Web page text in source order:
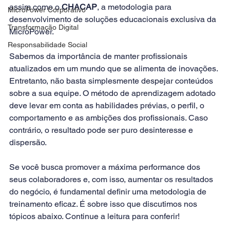
MicroPower Corporativo
Transformação Digital
Responsabilidade Social
assim como o CHACAP, a metodologia para
desenvolvimento de soluções educacionais exclusiva da
MicroPower.
Sabemos da importância de manter profissionais
atualizados em um mundo que se alimenta de inovações.
Entretanto, não basta simplesmente despejar conteúdos
sobre a sua equipe. O método de aprendizagem adotado
deve levar em conta as habilidades prévias, o perfil, o
comportamento e as ambições dos profissionais. Caso
contrário, o resultado pode ser puro desinteresse e
dispersão.
Se você busca promover a máxima performance dos
seus colaboradores e, com isso, aumentar os resultados
do negócio, é fundamental definir uma metodologia de
treinamento eficaz. É sobre isso que discutimos nos
tópicos abaixo. Continue a leitura para conferir!